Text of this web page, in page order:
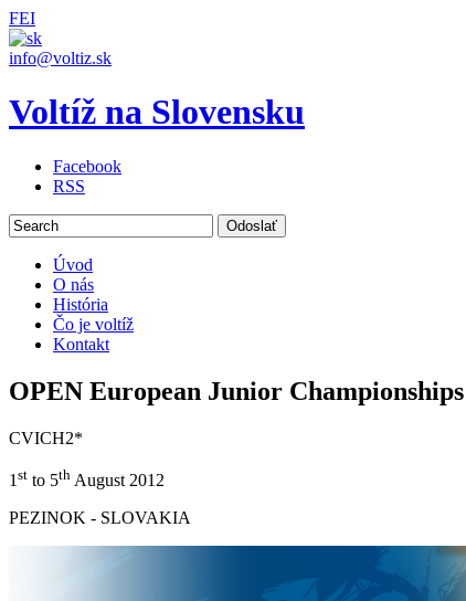
FEI
info@voltiz.sk
Voltíž na Slovensku
Facebook
RSS
Úvod
O nás
História
Čo je voltíž
Kontakt
OPEN European Junior Championships
CVICH2*
1 st to 5th August 2012
PEZINOK - SLOVAKIA